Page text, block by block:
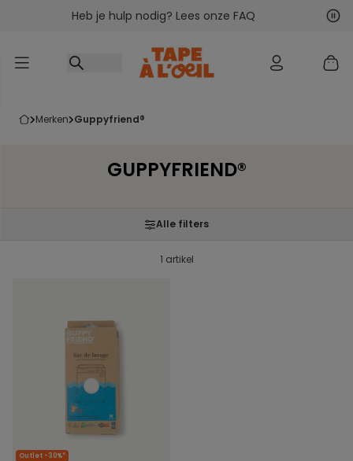
Ga naar inhoudHeb je hulp nodig? Lees onze FAQ
merken guppyfriend®
GUPPYFRIEND®
Alle filters
1 artikel
Outlet -30%*